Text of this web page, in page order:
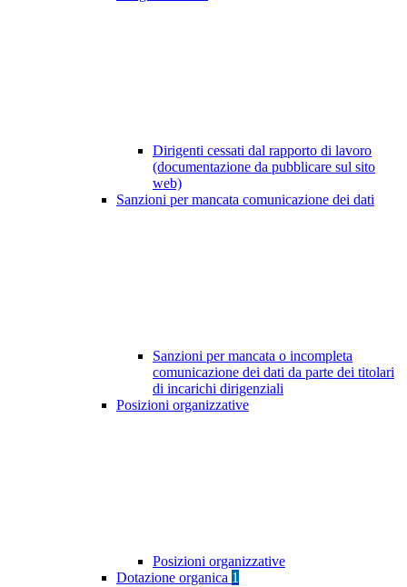
Dirigenti cessati dal rapporto di lavoro
(documentazione da pubblicare sul sito
web)
Sanzioni per mancata comunicazione dei dati
Sanzioni per mancata o incompleta
comunicazione dei dati da parte dei titolari
di incarichi dirigenziali
Posizioni organizzative
Posizioni organizzative
Dotazione organica 1